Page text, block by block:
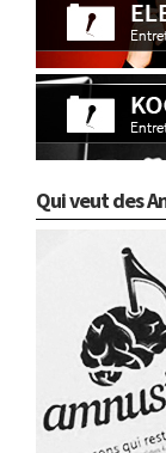
Qui veut des